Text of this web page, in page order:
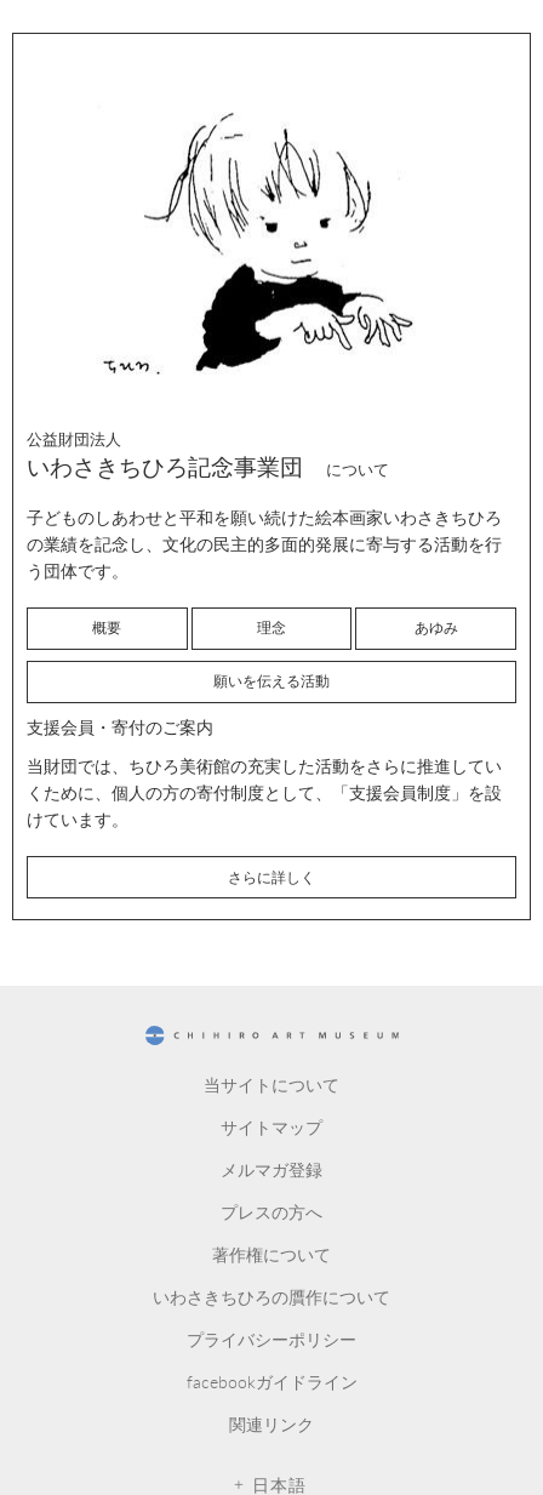
公益財団法人
いわさきちひろ記念事業団 について
子どものしあわせと平和を願い続けた絵本画家いわさきちひろ
の業績を記念し、文化の民主的多面的発展に寄与する活動を行
う団体です。
概要 理念 あゆみ
願いを伝える活動
支援会員・寄付のご案内
当財団では、ちひろ美術館の充実した活動をさらに推進してい
くために、個人の方の寄付制度として、「支援会員制度」を設
けています。
さらに詳しく
当サイトについて
サイトマップ
メルマガ登録
プレスの方へ
著作権について
いわさきちひろの贋作について
プライバシーポリシー
facebookガイドライン
関連リンク
日本語